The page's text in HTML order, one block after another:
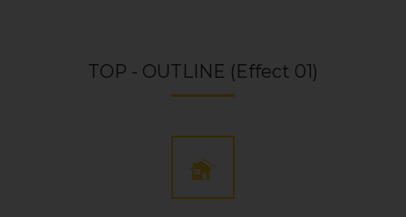
TOP - OUTLINE (Effect 01)